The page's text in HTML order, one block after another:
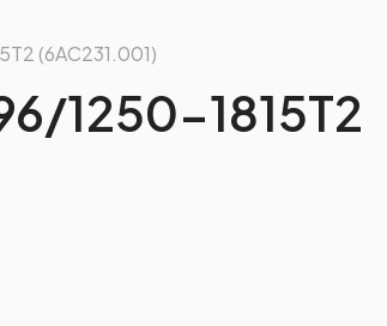
(6AC231.001)
1250-1815T2